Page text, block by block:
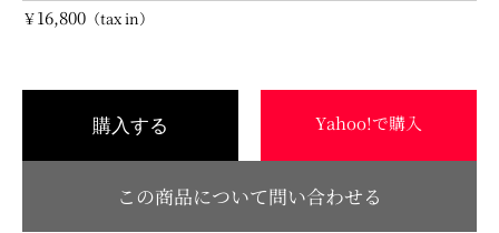
￥16,800 （tax in）
購入する Yahoo!で購入
この商品について問い合わせる